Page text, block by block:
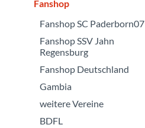
Fanshop
Fanshop SC Paderborn07
Fanshop SSV Jahn
Regensburg
Fanshop Deutschland
Gambia
weitere Vereine
BDFL